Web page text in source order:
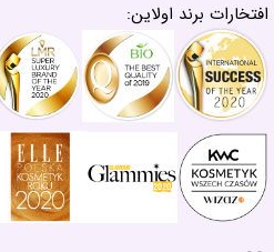
افتخارات برند اولاین: